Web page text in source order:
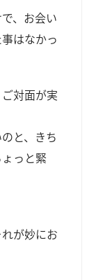
、お会い
はなかっ
対面が実
と、きち
っと緊
が妙にお